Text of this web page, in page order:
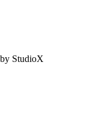
StudioX